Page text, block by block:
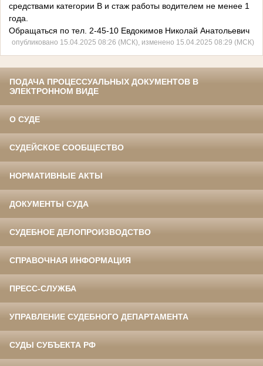
средствами категории В и стаж работы водителем не менее 1
года.
Обращаться по тел. 2-45-10 Евдокимов Николай Анатольевич
опубликовано 15.04.2025 08:26 (МСК), изменено 15.04.2025 08:29 (МСК)
ПОДАЧА ПРОЦЕССУАЛЬНЫХ ДОКУМЕНТОВ В
ЭЛЕКТРОННОМ ВИДЕ
О СУДЕ
СУДЕЙСКОЕ СООБЩЕСТВО
НОРМАТИВНЫЕ АКТЫ
ДОКУМЕНТЫ СУДА
СУДЕБНОЕ ДЕЛОПРОИЗВОДСТВО
СПРАВОЧНАЯ ИНФОРМАЦИЯ
ПРЕСС-СЛУЖБА
УПРАВЛЕНИЕ СУДЕБНОГО ДЕПАРТАМЕНТА
СУДЫ СУБЪЕКТА РФ